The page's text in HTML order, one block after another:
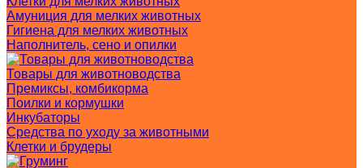
Амуниция для мелких животных
Гигиена для мелких животных
Наполнитель, сено и опилки
Товары для животноводства
Премиксы, комбикорма
Поилки и кормушки
Инкубаторы
Средства по уходу за животными
Клетки и брудеры